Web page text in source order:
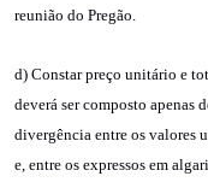
reunião do Pregão.
d) Constar preço unitário e
deverá ser composto apenas
divergência entre os valores
e, entre os expressos em